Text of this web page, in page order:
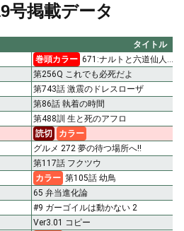
号掲載データ
タイトル
巻頭カラー 671:ナルトと六道仙人…!!
第256Q これでも必死だよ
第743話 激震のドレスローザ
第86話 執着の時間
第488訓 生と死のアフロ
読切
カラー
グルメ 272 夢の待つ場所へ!!
第117話 フクツウ
カラー 第105話 幼鳥
65 弁当進化論
#9 ガーゴイルは動かない 2
Ver3.01 コピー